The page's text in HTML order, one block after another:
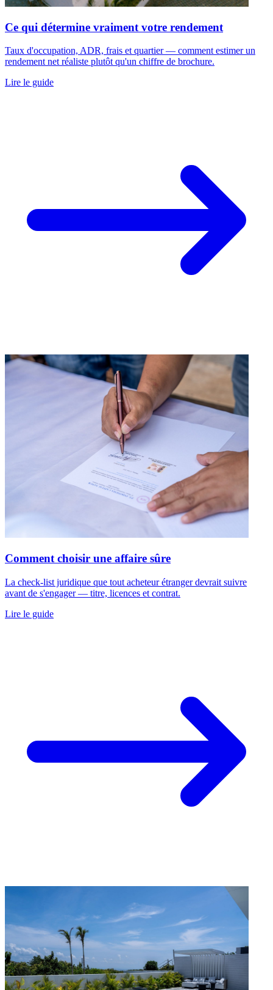
Ce qui détermine vraiment votre rendement
Taux d'occupation, ADR, frais et quartier — comment estimer un
rendement net réaliste plutôt qu'un chiffre de brochure.
Lire le guide
Comment choisir une affaire sûre
La check-list juridique que tout acheteur étranger devrait suivre
avant de s'engager — titre, licences et contrat.
Lire le guide